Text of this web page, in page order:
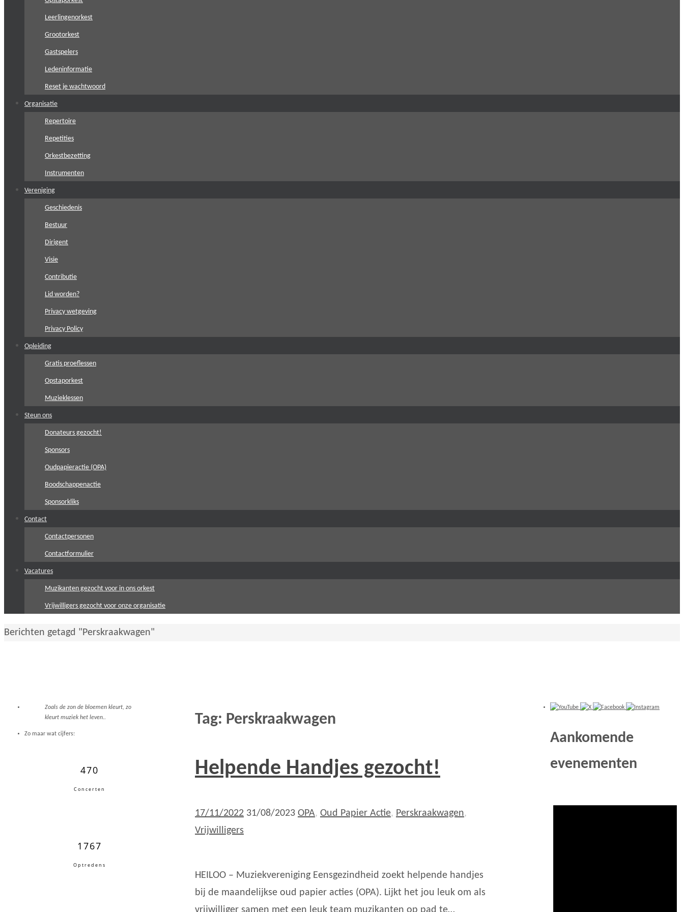
Leerlingenorkest
Grootorkest
Gastspelers
Ledeninformatie
Reset je wachtwoord
Organisatie
Repertoire
Repetities
Orkestbezetting
Instrumenten
Vereniging
Geschiedenis
Bestuur
Dirigent
Visie
Contributie
Lid worden?
Privacy wetgeving
Privacy Policy
Opleiding
Gratis proeflessen
Opstaporkest
Muzieklessen
Steun ons
Donateurs gezocht!
Sponsors
Oudpapieractie (OPA)
Boodschappenactie
Sponsorkliks
Contact
Contactpersonen
Contactformulier
Vacatures
Muzikanten gezocht voor in ons orkest
Vrijwilligers gezocht voor onze organisatie
Home
Berichten getagd "Perskraakwagen"
Tag: Perskraakwagen
Helpende Handjes gezocht!
17/11/2022 31/08/2023 OPA, Oud Papier Actie, Perskraakwagen,
Vrijwilligers
HEILOO – Muziekvereniging Eensgezindheid zoekt helpende handjes
bij de maandelijkse oud papier acties (OPA). Lijkt het jou leuk om als
Zoals de zon de bloemen kleurt, zo
kleurt muziek het leven..
Zo maar wat cijfers:
470
Concerten
1767
Optredens
Aankomende
evenementen